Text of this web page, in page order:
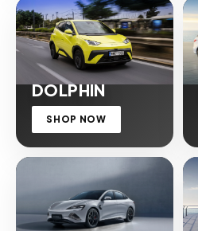
DOLPHIN
SHOP NOW